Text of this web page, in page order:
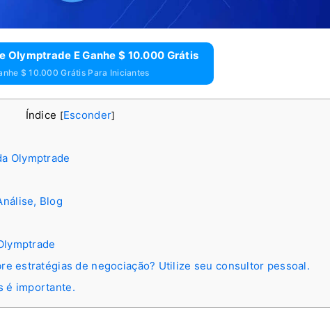
Olymptrade E Ganhe $ 10.000 Grátis
$ 10.000 Grátis Para Iniciantes
Índice [Esconder]
Olymptrade
Blog
estratégias de negociação? Utilize seu consultor pessoal.
é importante.